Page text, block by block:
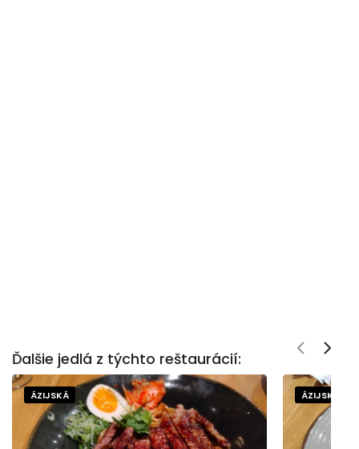
Ďalšie jedlá z týchto reštaurácií:
ÁZIJSKÁ ÁZIJSKÁ